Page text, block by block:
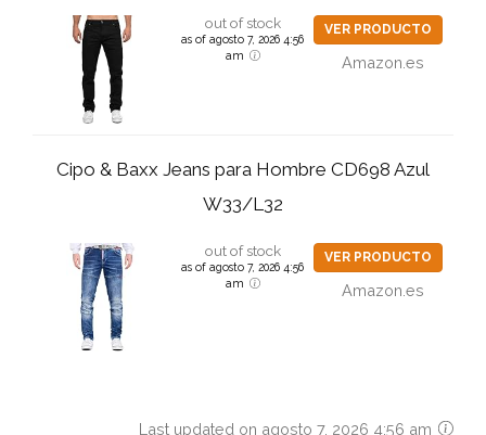
out of stock
as of agosto 7, 2026 4:56
am
VER PRODUCTO
Amazon.es
Cipo & Baxx Jeans para Hombre CD698 Azul
W33/L32
out of stock
as of agosto 7, 2026 4:56
am
VER PRODUCTO
Amazon.es
Last updated on agosto 7, 2026 4:56 am